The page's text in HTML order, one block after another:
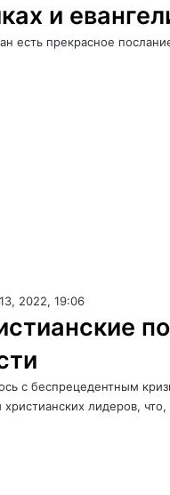
и
есть прекрасное
2022, 19:06
с беспрецедентным
лидеров,